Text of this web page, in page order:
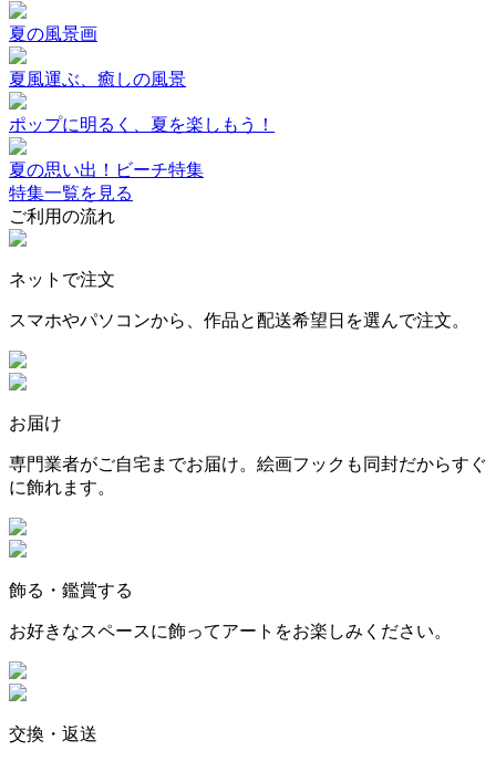
夏の風景画
夏風運ぶ、癒しの風景
ポップに明るく、夏を楽しもう！
夏の思い出！ビーチ特集
特集一覧を見る
ご利用の流れ
ネットで注文
スマホやパソコンから、作品と配送希望日を選んで注文。
お届け
専門業者がご自宅までお届け。絵画フックも同封だからすぐ
に飾れます。
飾る・鑑賞する
お好きなスペースに飾ってアートをお楽しみください。
交換・返送